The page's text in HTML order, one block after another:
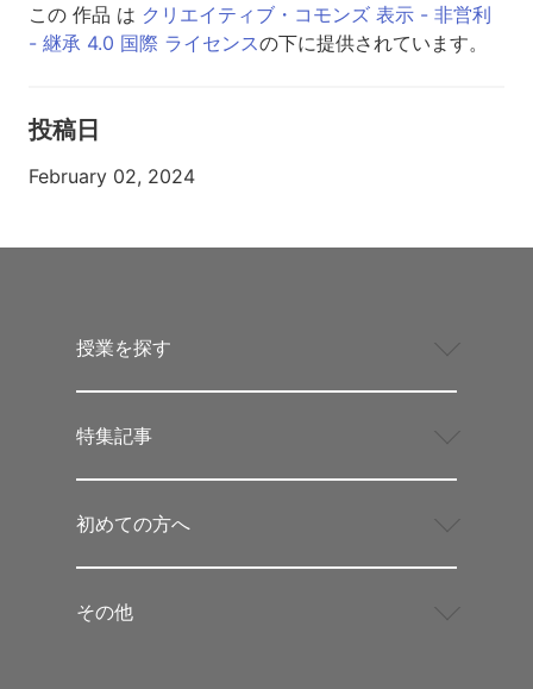
この 作品 は クリエイティブ・コモンズ 表示 - 非営利
- 継承 4.0 国際 ライセンスの下に提供されています。
投稿日
February 02, 2024
授業を探す
特集記事
初めての方へ
その他